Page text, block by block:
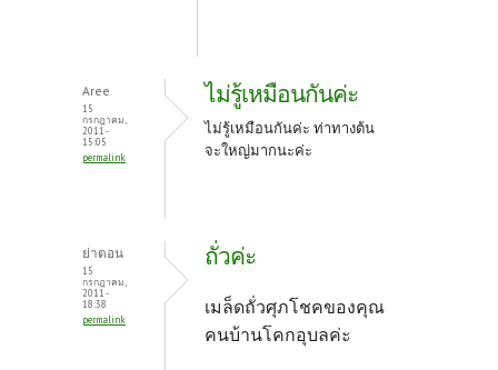
Aree
15
กรกฎาคม,
2011 -
15:05
permalink
ไม่รู้เหมือนกันค่ะ
ไม่รู้เหมือนกันค่ะ ท่าทางต้น
จะใหญ่มากนะค่ะ
ย่าตอน
15
กรกฎาคม,
2011 -
18:38
permalink
ถั่วค่ะ
เมล็ดถั่วศุภโชคของคุณ
คนบ้านโคกอุบลค่ะ